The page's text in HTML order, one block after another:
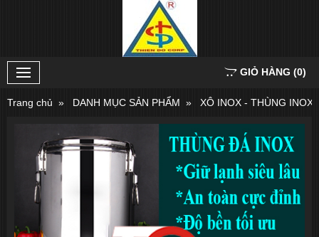
GIỎ HÀNG (0)
Trang chủ DANH MỤC SẢN PHẨM XÔ INOX - THÙNG INOX